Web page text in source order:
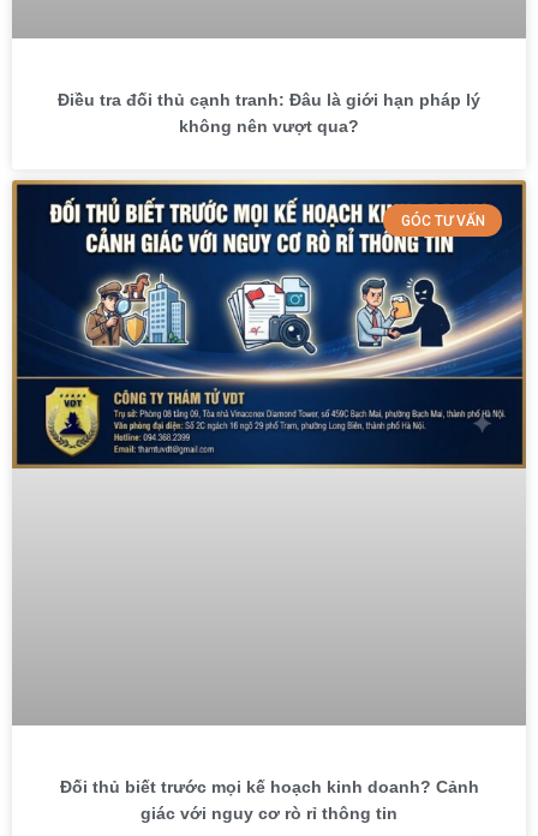
Điều tra đối thủ cạnh tranh: Đâu là giới hạn pháp lý
không nên vượt qua?
GÓC TƯ VẤN
Đối thủ biết trước mọi kế hoạch kinh doanh? Cảnh
giác với nguy cơ rò rỉ thông tin